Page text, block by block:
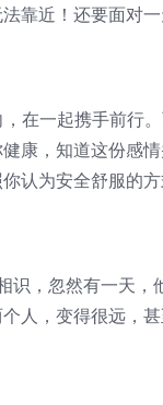
靠近！还要面对一
一起携手前行
康，知道这份感
认为安全舒服的方
，忽然有一天，
人，变得很远，甚